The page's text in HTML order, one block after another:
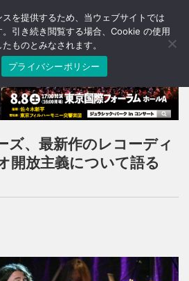
T
o
n
a
v
g
o
ズ、最新作のレコーディ
開放主義について語る
を提供するため、当ウェブサイトでは
引き続き閲覧する場合、Cookie の使用
ものとみなされます。
プライバシーポリシー